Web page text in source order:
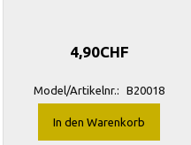
4,90CHF
Model/Artikelnr.: B20018
In den Warenkorb